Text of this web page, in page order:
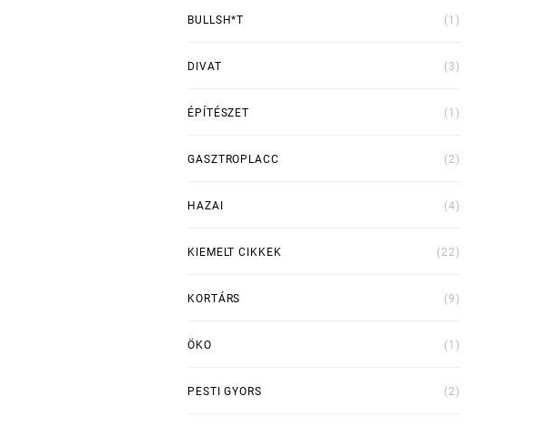
BULLSH*T (1)
DIVAT (3)
ÉPÍTÉSZET (1)
GASZTROPLACC (2)
HAZAI (4)
KIEMELT CIKKEK (22)
KORTÁRS (9)
ÖKO (1)
PESTI GYORS (2)